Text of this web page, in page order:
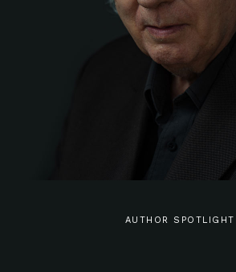
AUTHOR SPOTLIGHT